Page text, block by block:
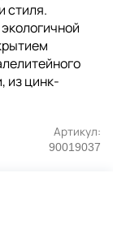
стиля.
из цинк-
Артикул:
90019037